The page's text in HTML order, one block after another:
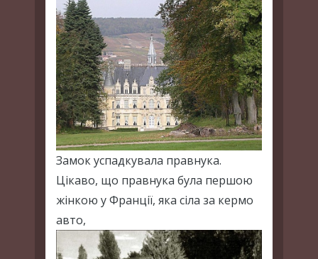
Замок успадкувала правнука.
Цікаво, що правнука була першою
жінкою у Франції, яка сіла за кермо
авто,